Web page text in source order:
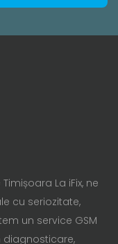
La iFix, ne
cu seriozitate,
un service GSM
diagnosticare,